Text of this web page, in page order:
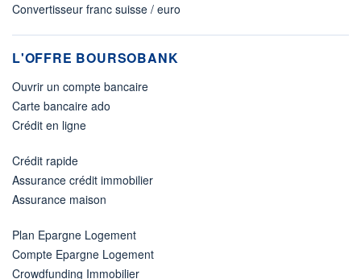
Convertisseur franc suisse / euro
L'OFFRE BOURSOBANK
Ouvrir un compte bancaire
Carte bancaire ado
Crédit en ligne
Crédit rapide
Assurance crédit immobilier
Assurance maison
Plan Epargne Logement
Compte Epargne Logement
Crowdfunding Immobilier